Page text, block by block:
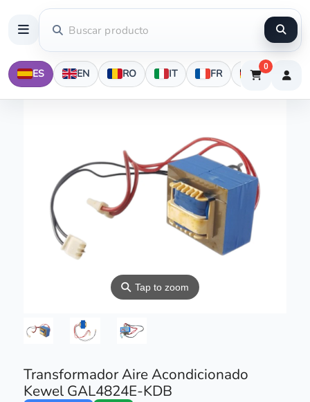
ES EN RO IT FR DE
0
⚲Tap to zoom
Transformador Aire Acondicionado
Kewel GAL4824E-KDB